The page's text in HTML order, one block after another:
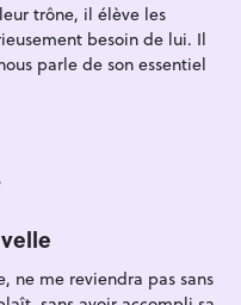
trône, il élève les
besoin de lui. Il
parle de son essentiel
ne me reviendra pas sans